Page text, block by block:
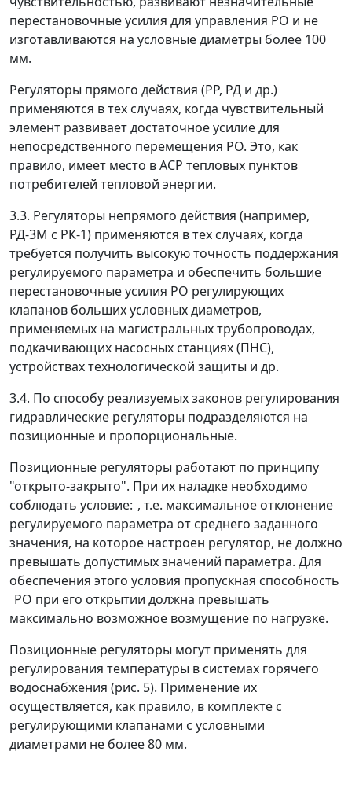
перестановочные усилия для управления РО и не
изготавливаются на условные диаметры более 100
мм.
Регуляторы прямого действия (РР, РД и др.)
применяются в тех случаях, когда чувствительный
элемент развивает достаточное усилие для
непосредственного перемещения РО. Это, как
правило, имеет место в АСР тепловых пунктов
потребителей тепловой энергии.
3.3. Регуляторы непрямого действия (например,
РД-3М с РК-1) применяются в тех случаях, когда
требуется получить высокую точность поддержания
регулируемого параметра и обеспечить большие
перестановочные усилия РО регулирующих
клапанов больших условных диаметров,
применяемых на магистральных трубопроводах,
подкачивающих насосных станциях (ПНС),
устройствах технологической защиты и др.
3.4. По способу реализуемых законов регулирования
гидравлические регуляторы подразделяются на
позиционные и пропорциональные.
Позиционные регуляторы работают по принципу
"открыто-закрыто". При их наладке необходимо
соблюдать условие: , т.е. максимальное отклонение
регулируемого параметра от среднего заданного
значения, на которое настроен регулятор, не должно
превышать допустимых значений параметра. Для
обеспечения этого условия пропускная способность
РО при его открытии должна превышать
максимально возможное возмущение по нагрузке.
Позиционные регуляторы могут применять для
регулирования температуры в системах горячего
водоснабжения (рис. 5). Применение их
осуществляется, как правило, в комплекте с
регулирующими клапанами с условными
диаметрами не более 80 мм.